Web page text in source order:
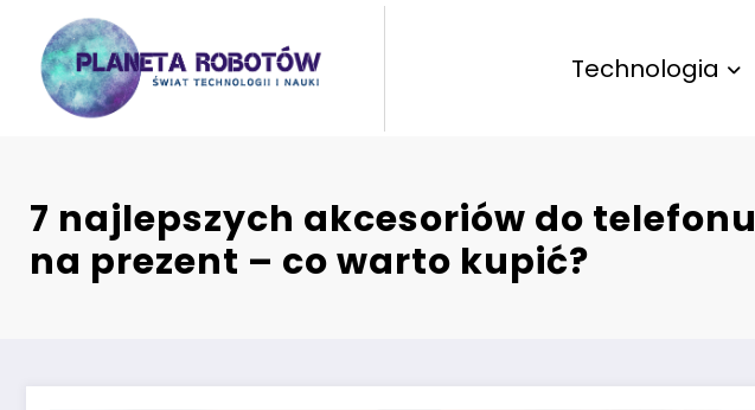
content
Technologia
7 najlepszych akcesoriów do telefonu
na prezent – co warto kupić?